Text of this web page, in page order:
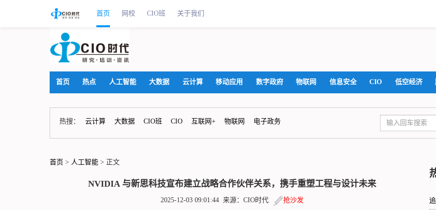
首页 网校 CIO班 关于我们
首页 热点 人工智能 大数据 云计算 移动应用 数字政府 物联网 信息安全 CIO 低空经济
热搜： 云计算 大数据 CIO班 CIO 互联网+ 物联网 电子政务
首页 > 人工智能 > 正文
NVIDIA 与新思科技宣布建立战略合作伙伴关系，携手重塑工程与设计未来
2025-12-03 09:01:44 来源：CIO时代 抢沙发